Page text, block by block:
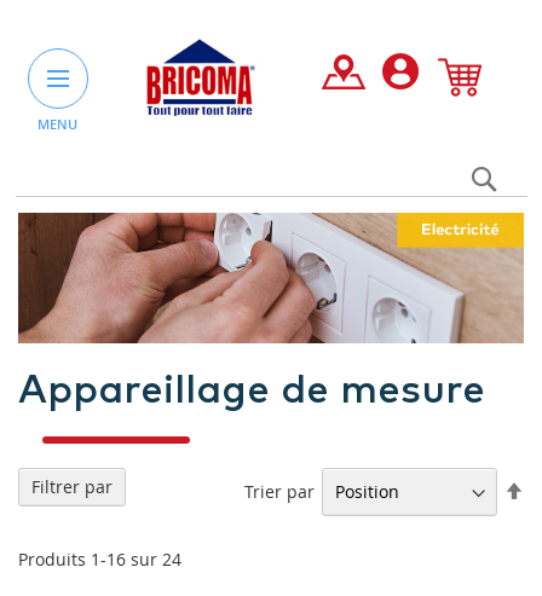
MENU
un
ou
une
Appareillage de mesure
Produits 1-16 sur 24
Trier par
Filtrer par